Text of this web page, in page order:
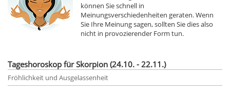
können Sie schnell in
Meinungsverschiedenheiten geraten. Wenn
Sie Ihre Meinung sagen, sollten Sie dies also
nicht in provozierender Form tun.
Tageshoroskop für Skorpion (24.10. - 22.11.)
Fröhlichkeit und Ausgelassenheit